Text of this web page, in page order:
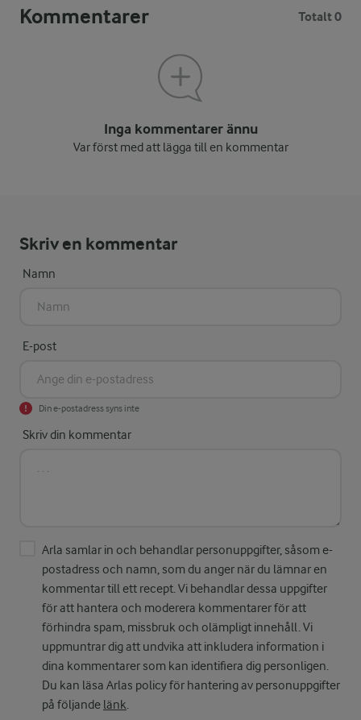
Kommentarer Totalt 0
Inga kommentarer ännu
Var först med att lägga till en kommentar
Skriv en kommentar
Namn
E-post
Din e-postadress syns inte
Skriv din kommentar
Arla samlar in och behandlar personuppgifter, såsom e-
postadress och namn, som du anger när du lämnar en
kommentar till ett recept. Vi behandlar dessa uppgifter
för att hantera och moderera kommentarer för att
förhindra spam, missbruk och olämpligt innehåll. Vi
uppmuntrar dig att undvika att inkludera information i
dina kommentarer som kan identifiera dig personligen.
Du kan läsa Arlas policy för hantering av personuppgifter
på följande länk.